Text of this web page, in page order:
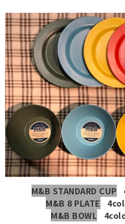
M&B STANDARD CUP
M&B 8 PLATE
M&B BOWL